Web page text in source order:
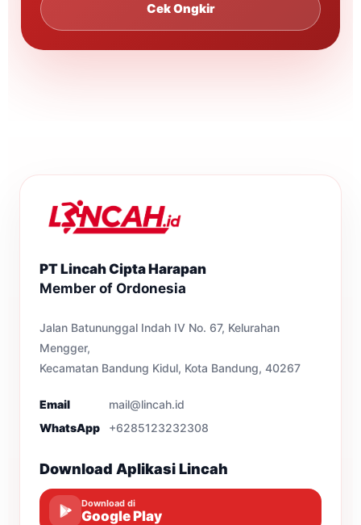
Cek Ongkir
PT Lincah Cipta Harapan
Member of Ordonesia
Jalan Batununggal Indah IV No. 67, Kelurahan
Mengger,
Kecamatan Bandung Kidul, Kota Bandung, 40267
Email
mail@lincah.id
WhatsApp
+6285123232308
Download Aplikasi Lincah
Download di
Google Play